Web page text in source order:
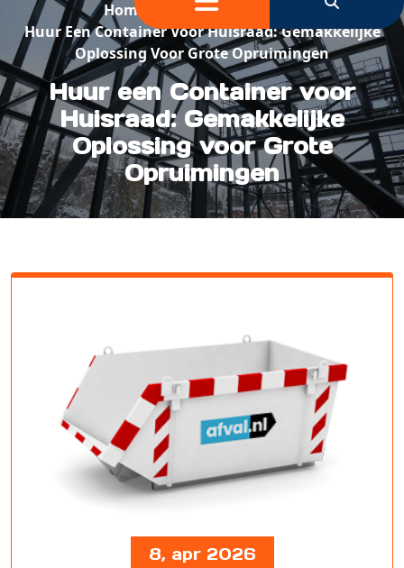
Home Container Huren
Huur Een Container Voor Huisraad: Gemakkelijke
Oplossing Voor Grote Opruimingen
Huur een Container voor
Huisraad: Gemakkelijke
Oplossing voor Grote
Opruimingen
8, apr 2026